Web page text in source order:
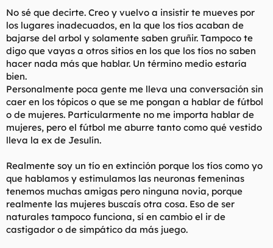
órgano tan importante en una mujer... vaya, no el clítoris, eh?
EL CEREBROasí k me atrevo a afirmar que a las mujeres, a lo
sumo nos gustan los chulitos soplapollas mudos ¬¬ como muxo
i lo de la fama, la autoconfianza.. jejejeje, no se puede pedir a
los demás lo que no tiene uno mismo
0 en psicología femenina
pd: las rubias kedan exclúídas de esta defensa del sexo
femenino a no ser que alguna ofendida (i rubia) sea capaz de
demostrar que tien dos deos de frente
No sé que decirte. Creo y vuelvo a insistir te mueves por
los lugares inadecuados, en la que los tíos acaban de
bajarse del arbol y solamente saben gruñir. Tampoco te
digo que vayas a otros sitios en los que los tíos no saben
hacer nada más que hablar. Un término medio estaría
bien.
Personalmente poca gente me lleva una conversación sin
caer en los tópicos o que se me pongan a hablar de fútbol
o de mujeres. Particularmente no me importa hablar de
mujeres, pero el fútbol me aburre tanto como qué vestido
lleva la ex de Jesulín.
Realmente soy un tío en extinción porque los tíos como yo
que hablamos y estimulamos las neuronas femeninas
tenemos muchas amigas pero ninguna novia, porque
realmente las mujeres buscaís otra cosa. Eso de ser
naturales tampoco funciona, sí en cambio el ir de
castigador o de simpático da más juego.